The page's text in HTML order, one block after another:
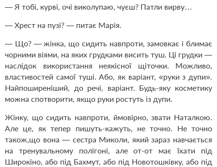
— Я тобі, курві, очі виколупаю, чуєш? Патли вирву…
— Хрест на пузі? — питає Марія.
— Що? — жінка, що сидить навпроти, замовкає і блимає
чорними віями, на яких грудками висить туш. Ці грудки —
наслідок використання неякісної щіточки. Можливо,
властивостей самої туші. Або, як варіант, «руки з дупи».
Найпоширеніший, до речі, варіант. Будь-яку косметику
можна спотворити, якщо руки ростуть із дупи.
Жінку, що сидить навпроти, ймовірно, звати Наталкою.
Але це, як тепер пишуть-кажуть, не точно. Не точно
також,що вона — сестра Миколи, який зараз навчається
на тренувальному полігоні, але от-от має їхати під
Широкіно, або під Бахмут, або під Новотошківку, або під